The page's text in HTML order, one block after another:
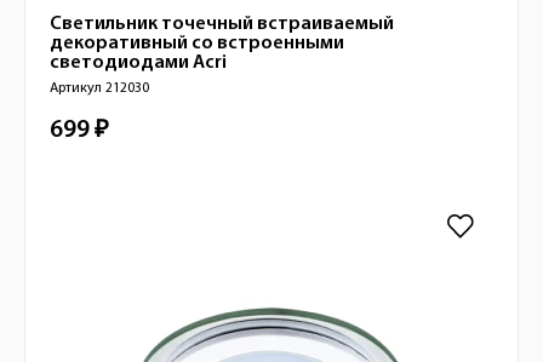
Краткое описание товара
Светильник точечный встраиваемый
декоративный со встроенными
светодиодами Acri
Артикул 212030
Стоимость товара
699 ₽